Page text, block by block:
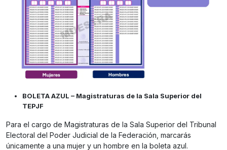
BOLETA AZUL – Magistraturas de la Sala Superior del
TEPJF
Para el cargo de Magistraturas de la Sala Superior del Tribunal
Electoral del Poder Judicial de la Federación, marcarás
únicamente a una mujer y un hombre en la boleta azul.